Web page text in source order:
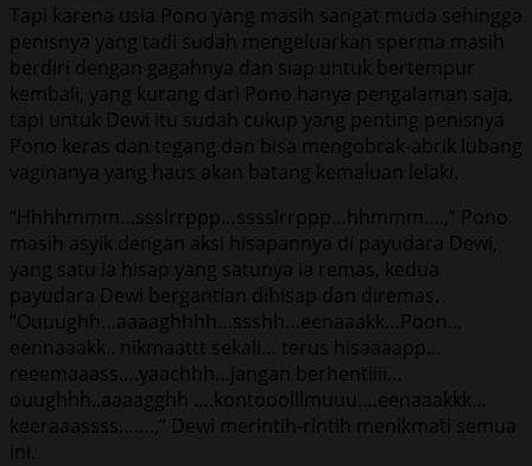
Tapi karena usia Pono yang masih sangat muda sehingga
penisnya yang tadi sudah mengeluarkan sperma masih
berdiri dengan gagahnya dan siap untuk bertempur
kembali, yang kurang dari Pono hanya pengalaman saja,
tapi untuk Dewi itu sudah cukup yang penting penisnya
Pono keras dan tegang dan bisa mengobrak-abrik lubang
vaginanya yang haus akan batang kemaluan lelaki.
“Hhhhmmm…ssslrrppp…sssslrrppp…hhmmm….,” Pono
masih asyik dengan aksi hisapannya di payudara Dewi,
yang satu ia hisap yang satunya ia remas, kedua
payudara Dewi bergantian dihisap dan diremas.
“Ouuughh…aaaaghhhh…ssshh…eenaaakk…Poon…
eennaaakk.. nikmaattt sekali… terus hisaaaapp…
reeemaaass….yaachhh…jangan berhentiiii…
ouughhh..aaaagghh ….kontooolllmuuu….eenaaakkk…
keeraaassss…….,” Dewi merintih-rintih menikmati semua
ini.